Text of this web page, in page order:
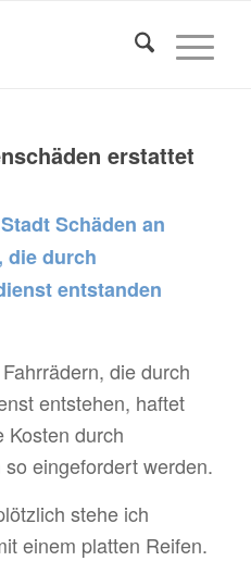
erstattet
Schäden an
die durch
entstanden
die durch
entstehen, haftet
Kosten durch
eingefordert werden.
stehe ich
einem platten Reifen.